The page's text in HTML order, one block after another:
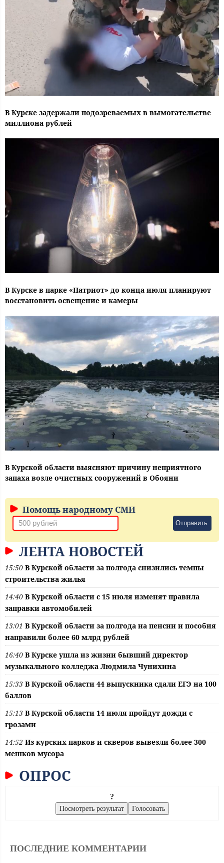
В Курске задержали подозреваемых в вымогательстве
миллиона рублей
В Курске в парке «Патриот» до конца июля планируют
восстановить освещение и камеры
В Курской области выясняют причину неприятного
запаха возле очистных сооружений в Обояни
Помощь народному СМИ
Отправить
ЛЕНТА НОВОСТЕЙ
15:50 В Курской области за полгода снизились темпы
строительства жилья
14:40 В Курской области с 15 июля изменят правила
заправки автомобилей
13:01 В Курской области за полгода на пенсии и пособия
направили более 60 млрд рублей
16:40 В Курске ушла из жизни бывший директор
музыкального колледжа Людмила Чунихина
15:33 В Курской области 44 выпускника сдали ЕГЭ на 100
баллов
15:13 В Курской области 14 июля пройдут дожди с
грозами
14:52 Из курских парков и скверов вывезли более 300
мешков мусора
ОПРОС
?
ПОСЛЕДНИЕ КОММЕНТАРИИ